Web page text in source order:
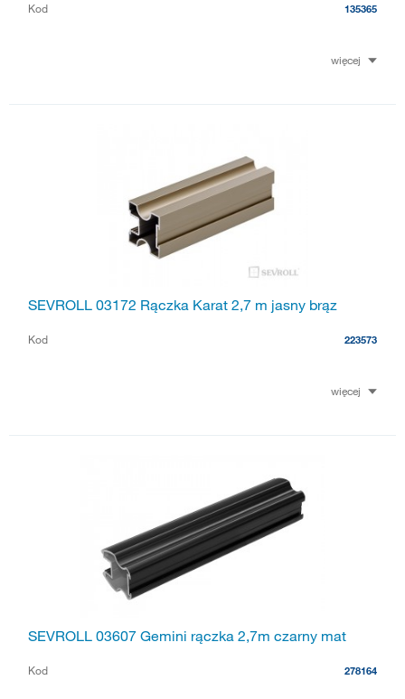
Kod 135365
więcej
SEVROLL 03172 Rączka Karat 2,7 m jasny brąz
Kod 223573
więcej
SEVROLL 03607 Gemini rączka 2,7m czarny mat
Kod 278164